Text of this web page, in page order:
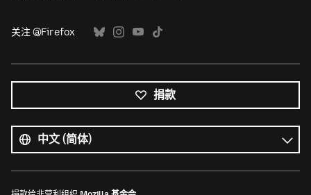
关注 @Firefox
捐款
有
语
言
语
言